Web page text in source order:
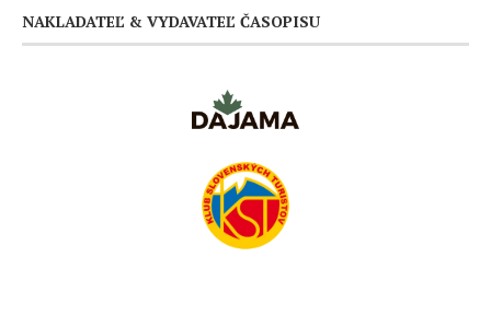
NAKLADATEĽ & VYDAVATEĽ ČASOPISU